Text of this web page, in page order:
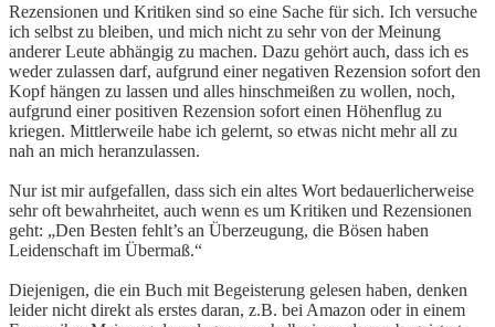
Rezensionen und Kritiken sind so eine Sache für sich. Ich versuche
ich selbst zu bleiben, und mich nicht zu sehr von der Meinung
anderer Leute abhängig zu machen. Dazu gehört auch, dass ich es
weder zulassen darf, aufgrund einer negativen Rezension sofort den
Kopf hängen zu lassen und alles hinschmeißen zu wollen, noch,
aufgrund einer positiven Rezension sofort einen Höhenflug zu
kriegen. Mittlerweile habe ich gelernt, so etwas nicht mehr all zu
nah an mich heranzulassen.
Nur ist mir aufgefallen, dass sich ein altes Wort bedauerlicherweise
sehr oft bewahrheitet, auch wenn es um Kritiken und Rezensionen
geht: „Den Besten fehlt’s an Überzeugung, die Bösen haben
Leidenschaft im Übermaß.“
Diejenigen, die ein Buch mit Begeisterung gelesen haben, denken
leider nicht direkt als erstes daran, z.B. bei Amazon oder in einem